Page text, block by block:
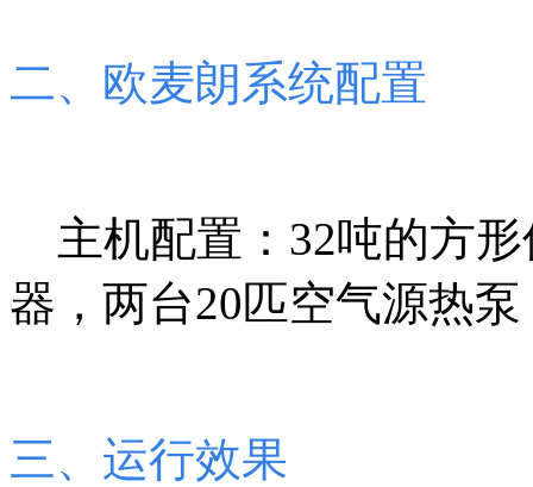
二、欧麦朗系统配置
主机配置： 32吨的方
器，两台20匹空气源热泵
三、运行效果